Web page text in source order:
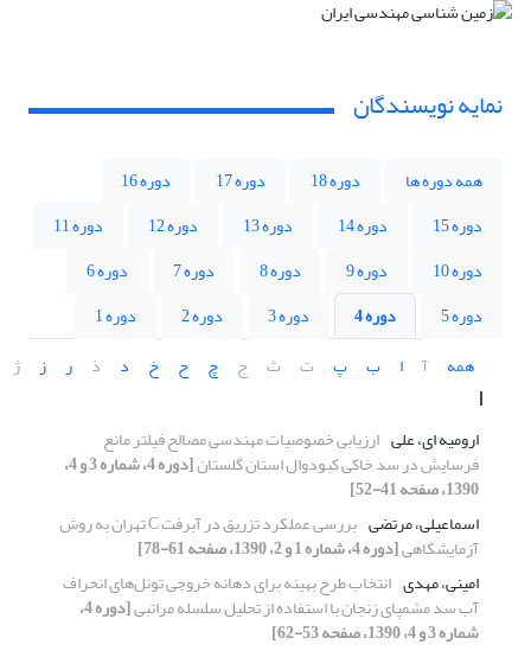
نمایه نویسندگان
همه دوره ها دوره 18 دوره 17
دوره 16
دوره 15
دوره 14 دوره 13 دوره 12
دوره 11
دوره 10
دوره 9 دوره 8 دوره 7
دوره 6
دوره 5
دوره 4 دوره 3 دوره 2
دوره 1
همه
آ ا ب پ ت ث ج چ ح خ د ذ ر ز ژ
ا
ارومیه ای، علی ارزیابی خصوصیات مهندسی مصالح فیلتر مانع
فرسایش در سد خاکی کبودوال استان گلستان [دوره 4، شماره 3 و 4،
1390، صفحه 41-52]
اسماعیلی، مرتضی
بررسی عملکرد تزریق در آبرفت C تهران به روش
آزمایشگاهی[دوره 4، شماره 1 و 2، 1390، صفحه 61-78]
امینی، مهدی انتخاب طرح بهینه برای دهانه خروجی تونل‌های انحراف
آب سد مشمپای زنجان با استفاده از تحلیل سلسله مراتبی [دوره 4،
شماره 3 و 4، 1390، صفحه 53-62]